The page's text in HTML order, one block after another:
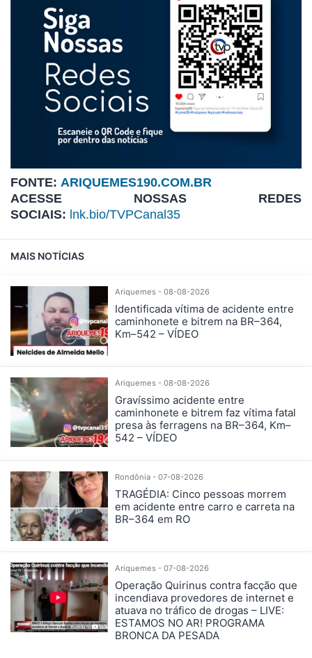
FONTE: ARIQUEMES190.COM.BR
ACESSE NOSSAS REDES
SOCIAIS: lnk.bio/TVPCanal35
MAIS NOTÍCIAS
Ariquemes - 08-08-2026
Identificada vítima de acidente entre
caminhonete e bitrem na BR–364,
Km–542 – VÍDEO
Ariquemes - 08-08-2026
Gravíssimo acidente entre
caminhonete e bitrem faz vítima fatal
presa às ferragens na BR–364, Km–
542 – VÍDEO
Rondônia - 07-08-2026
TRAGÉDIA: Cinco pessoas morrem
em acidente entre carro e carreta na
BR–364 em RO
Ariquemes - 07-08-2026
Operação Quirinus contra facção que
incendiava provedores de internet e
atuava no tráfico de drogas – LIVE:
ESTAMOS NO AR! PROGRAMA
BRONCA DA PESADA